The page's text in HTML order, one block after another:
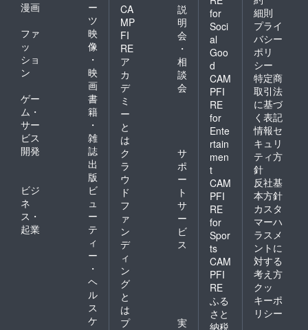
漫画
ー
ツ
ファ
ッ
ショ
ン
映
像
・
映
画
ゲー
ム・
サー
ビス
開発
書
籍
・
雑
誌
出
版
ビジ
ネ
ス・
起業
ビ
ュ
ー
テ
ィ
ー
・
ヘ
ル
ス
ケ
CA
MP
FI
RE
ア
カ
デ
ミ
ー
と
は
説
明
会
・
相
談
会
ク
ラ
ウ
ド
フ
ァ
ン
デ
ィ
ン
グ
と
は
サ
ポ
ー
ト
サ
ー
ビ
ス
プ
実
for
Soci
al
Goo
d
CAM
PFI
RE
for
Ente
rtain
men
t
CAM
PFI
RE
for
Spor
ts
CAM
PFI
RE
ふる
さと
納税
細則
プライ
バシー
ポリ
シー
特定商
取引法
に基づ
く表記
情報セ
キュリ
ティ方
針
反社基
本方針
カスタ
マーハ
ラスメ
ントに
対する
考え方
クッ
キーポ
リシー